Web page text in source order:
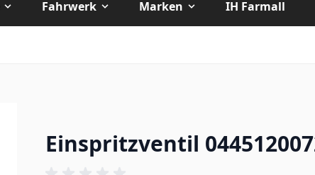
Fahrwerk Marken
IH Farmall
Einspritzventil